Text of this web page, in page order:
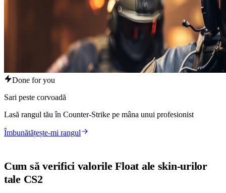
Done for you
Sari peste corvoadă
Lasă rangul tău în Counter-Strike pe mâna unui profesionist
Îmbunătățește-mi rangul
Cum să verifici valorile Float ale skin-urilor
tale CS2